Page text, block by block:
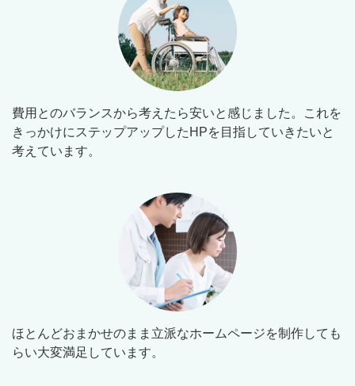
費用とのバランスから考えたら安いと感じました。これを
きっかけにステップアップしたHPを目指していきたいと
考えています。
ほとんどおまかせのまま立派なホームページを制作しても
らい大変満足しています。